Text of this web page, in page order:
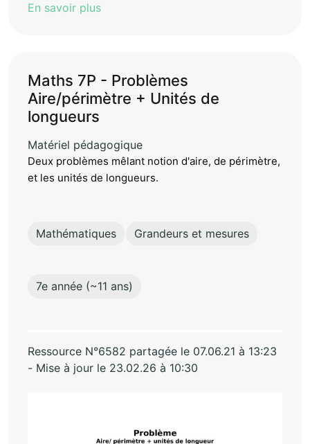
En savoir plus
Maths 7P - Problèmes
Aire/périmètre + Unités de
longueurs
Matériel pédagogique
Deux problèmes mêlant notion d'aire, de périmètre,
et les unités de longueurs.
Mathématiques Grandeurs et mesures
7e année (~11 ans)
Ressource N°6582 partagée le 07.06.21 à 13:23
- Mise à jour le 23.02.26 à 10:30